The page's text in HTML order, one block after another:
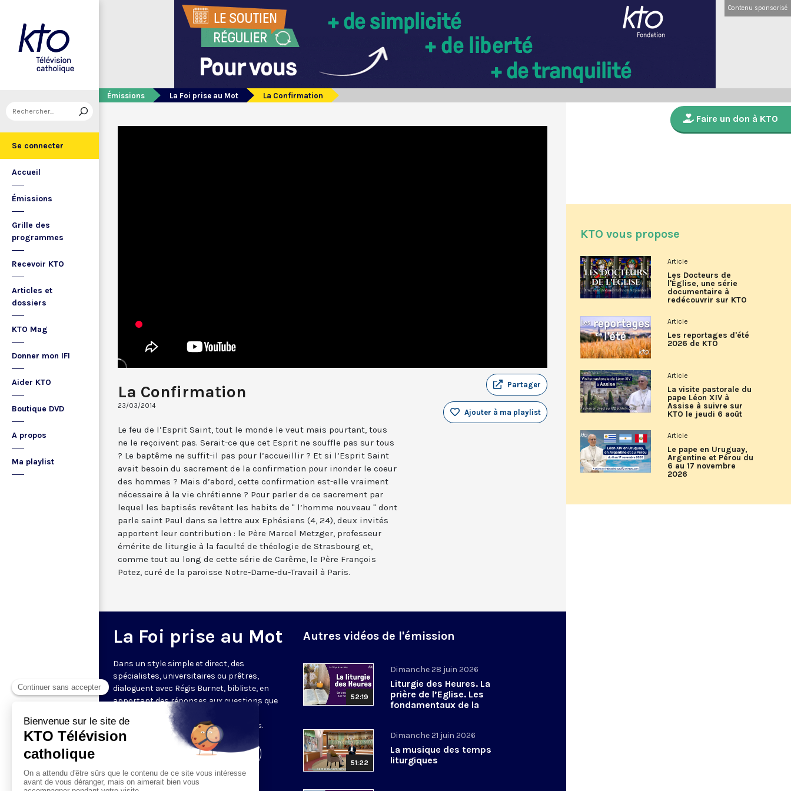
Se connecter
Accueil
Émissions
Grille des
programmes
Recevoir KTO
Articles et
dossiers
KTO Mag
Donner mon IFI
Aider KTO
Boutique DVD
A propos
Ma playlist
Contenu sponsorisé
Émissions La Foi prise au Mot La Confirmation
La Confirmation
23/03/2014
Partager
Ajouter à ma playlist
Le feu de l’Esprit Saint, tout le monde le veut mais pourtant, tous
ne le reçoivent pas. Serait-ce que cet Esprit ne souffle pas sur tous
? Le baptême ne suffit-il pas pour l’accueillir ? Et si l’Esprit Saint
avait besoin du sacrement de la confirmation pour inonder le coeur
des hommes ? Mais d’abord, cette confirmation est-elle vraiment
nécessaire à la vie chrétienne ? Pour parler de ce sacrement par
lequel les baptisés revêtent les habits de " l’homme nouveau " dont
parle saint Paul dans sa lettre aux Ephésiens (4, 24), deux invités
apportent leur contribution : le Père Marcel Metzger, professeur
émérite de liturgie à la faculté de théologie de Strasbourg et,
comme tout au long de cette série de Carême, le Père François
Potez, curé de la paroisse Notre-Dame-du-Travail à Paris.
La Foi prise au Mot
Dans un style simple et direct, des
spécialistes, universitaires ou prêtres,
dialoguent avec Régis Burnet, bibliste, en
apportant des réponses aux questions que
nous pouvons nous poser sur la foi, la
liturgie, de grandes figures chrétiennes.
Visiter la page de l'émission
Autres vidéos de l'émission
52:19
Dimanche 28 juin 2026
Liturgie des Heures. La
prière de l’Eglise. Les
fondamentaux de la
51:22
Dimanche 21 juin 2026
La musique des temps
liturgiques
Faire un don à KTO
KTO vous propose
Article
Les Docteurs de
l'Église, une série
documentaire à
redécouvrir sur KTO
Article
Les reportages d'été
2026 de KTO
Article
La visite pastorale du
pape Léon XIV à
Assise à suivre sur
KTO le jeudi 6 août
Article
Le pape en Uruguay,
Argentine et Pérou du
6 au 17 novembre
2026